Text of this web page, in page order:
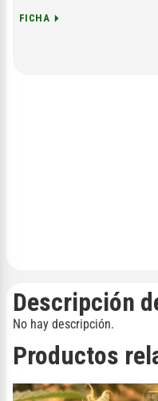
FICHA
Descripción
No hay descripción.
Productos